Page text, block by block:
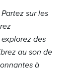
sur les
des
au son de
à